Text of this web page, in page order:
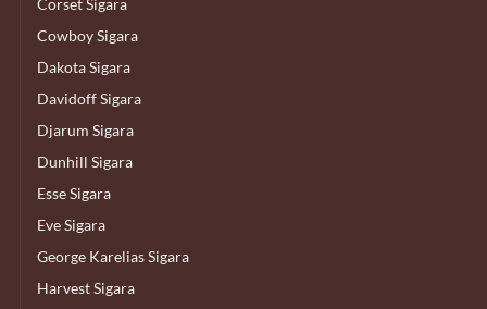
Corset Sigara
Cowboy Sigara
Dakota Sigara
Davidoff Sigara
Djarum Sigara
Dunhill Sigara
Esse Sigara
Eve Sigara
George Karelias Sigara
Harvest Sigara